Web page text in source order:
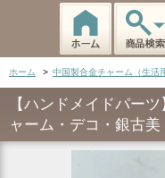
ホーム > 中国製合金チャーム（生活
【ハンドメイドパー
ャーム・デコ・銀古美